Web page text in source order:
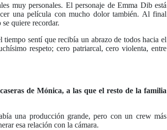
muy personales. El personaje de Emma Dib está
una película con mucho dolor también. Al final
quiere recordar.
sentí que recibía un abrazo de todos hacia el
respeto; cero patriarcal, cero violenta, entre
de Mónica, a las que el resto de la familia
una producción grande, pero con un crew más
esa relación con la cámara.